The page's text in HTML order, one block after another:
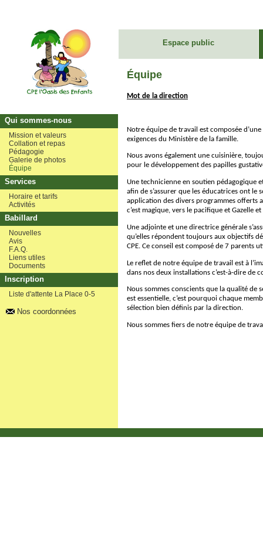
Espace public
Qui sommes-nous
Mission et valeurs
Collation et repas
Pédagogie
Galerie de photos
Équipe
Services
Horaire et tarifs
Activités
Babillard
Nouvelles
Avis
F.A.Q.
Liens utiles
Documents
Inscription
Liste d'attente La Place 0-5
Nos coordonnées
Équipe
Mot de la direction
Notre équipe de travail est composée
exigences du Ministère de la famille.
Nous avons également une cuisinière,
pour le développement des papilles
Une technicienne en soutien pédagogique
afin de s’assurer que les éducatrices ont le
application des divers programmes offerts
c’est magique, vers le pacifique et Gazelle
Une adjointe et une directrice générale
qu’elles répondent toujours aux objectifs
CPE. Ce conseil est composé de 7 parents
Le reflet de notre équipe de travail est à
dans nos deux installations c’est-à-dire de
Nous sommes conscients que la qualité
est essentielle, c’est pourquoi chaque
sélection bien définis par la direction.
Nous sommes fiers de notre équipe de